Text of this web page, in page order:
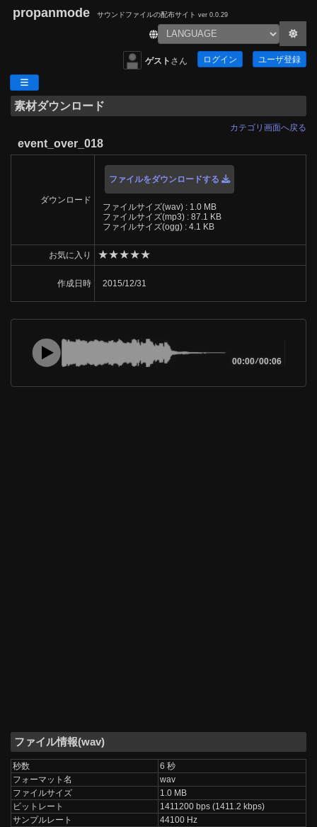
propanmode サウンドファイルの配布サイト ver 0.0.29
ゲスト さん ログイン ユーザ登録
素材ダウンロード
カテゴリ画面へ戻る
event_over_018
ダウンロード
ファイルをダウンロードする
ファイルサイズ(wav) : 1.0 MB
ファイルサイズ(mp3) : 87.1 KB
ファイルサイズ(ogg) : 4.1 KB
お気に入り ★★★★★
作成日時 2015/12/31
00:00/00:06
ファイル情報(wav)
秒数
6 秒
フォーマット名
wav
ファイルサイズ
1.0 MB
ビットレート
1411200 bps (1411.2 kbps)
サンプルレート
44100 Hz